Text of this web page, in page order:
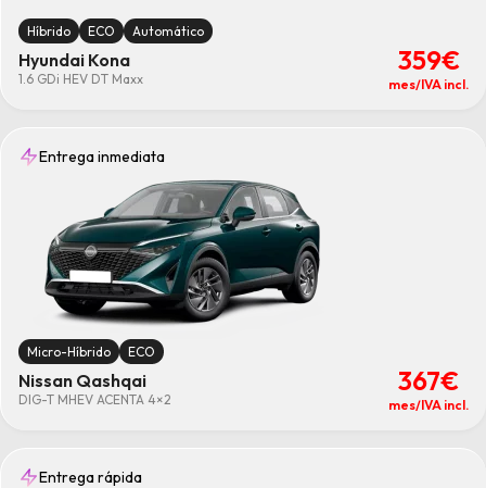
Híbrido ECO Automático
Hyundai Kona
1.6 GDi HEV DT Maxx
359€
mes/IVA incl.
Entrega inmediata
Micro-Híbrido ECO
Nissan Qashqai
DIG-T MHEV ACENTA 4×2
367€
mes/IVA incl.
Entrega rápida